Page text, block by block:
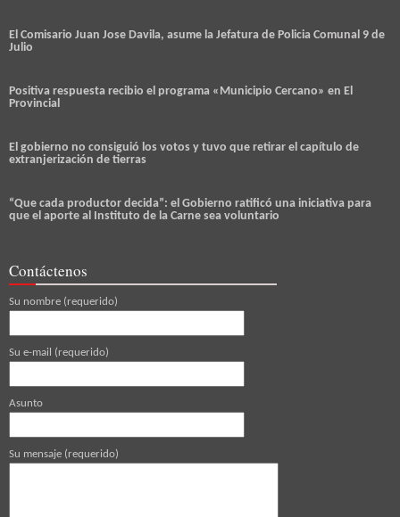
El Comisario Juan Jose Davila, asume la Jefatura de Policia Comunal 9 de
Julio
Positiva respuesta recibio el programa «Municipio Cercano» en El
Provincial
El gobierno no consiguió los votos y tuvo que retirar el capítulo de
extranjerización de tierras
“Que cada productor decida”: el Gobierno ratificó una iniciativa para
que el aporte al Instituto de la Carne sea voluntario
Contáctenos
Su nombre (requerido)
Su e-mail (requerido)
Asunto
Su mensaje (requerido)